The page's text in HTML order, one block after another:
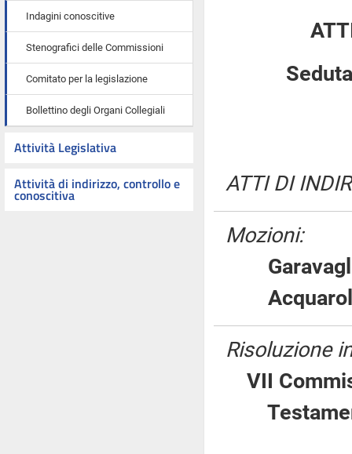
Indagini conoscitive
Stenografici delle Commissioni
Comitato per la legislazione
Bollettino degli Organi Collegiali
Attività Legislativa
Attività di indirizzo, controllo e
conoscitiva ATTI DI
Mozioni:
Risoluzione
VII